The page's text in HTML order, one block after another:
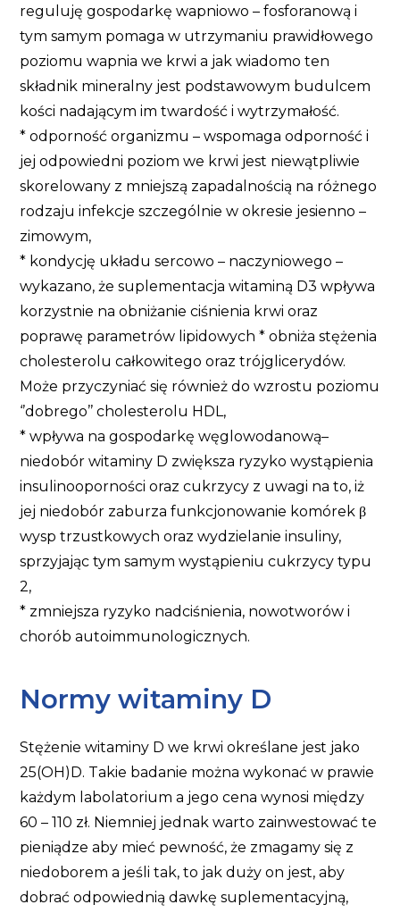
reguluję gospodarkę wapniowo – fosforanową i
tym samym pomaga w utrzymaniu prawidłowego
poziomu wapnia we krwi a jak wiadomo ten
składnik mineralny jest podstawowym budulcem
kości nadającym im twardość i wytrzymałość.
* odporność organizmu – wspomaga odporność i
jej odpowiedni poziom we krwi jest niewątpliwie
skorelowany z mniejszą zapadalnością na różnego
rodzaju infekcje szczególnie w okresie jesienno –
zimowym,
* kondycję układu sercowo – naczyniowego –
wykazano, że suplementacja witaminą D3 wpływa
korzystnie na obniżanie ciśnienia krwi oraz
poprawę parametrów lipidowych * obniża stężenia
cholesterolu całkowitego oraz trójglicerydów.
Może przyczyniać się również do wzrostu poziomu
‘’dobrego’’ cholesterolu HDL,
* wpływa na gospodarkę węglowodanową–
niedobór witaminy D zwiększa ryzyko wystąpienia
insulinooporności oraz cukrzycy z uwagi na to, iż
jej niedobór zaburza funkcjonowanie komórek β
wysp trzustkowych oraz wydzielanie insuliny,
sprzyjając tym samym wystąpieniu cukrzycy typu
2,
* zmniejsza ryzyko nadciśnienia, nowotworów i
chorób autoimmunologicznych.
Normy witaminy D
Stężenie witaminy D we krwi określane jest jako
25(OH)D. Takie badanie można wykonać w prawie
każdym labolatorium a jego cena wynosi między
60 – 110 zł. Niemniej jednak warto zainwestować te
pieniądze aby mieć pewność, że zmagamy się z
niedoborem a jeśli tak, to jak duży on jest, aby
dobrać odpowiednią dawkę suplementacyjną,